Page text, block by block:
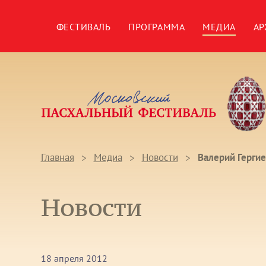
ФЕСТИВАЛЬ ПРОГРАММА МЕДИА
Главная Медиа Новости Валерий
Новости
18 апреля 2012